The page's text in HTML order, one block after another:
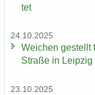
tet
24.10.2025
Wei­chen ge­stellt
Stra­ße in Leip­zig
23.10.2025